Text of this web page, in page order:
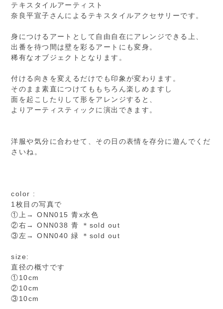
テキスタイルアーティスト
奈良平宣子さんによるテキスタイルアクセサリーです。
身につけるアートとして自由自在にアレンジできる上、
出番を待つ間は壁を彩るアートにも変身。
稀有なオブジェクトとなります。
付ける向きを変えるだけでも印象が変わります。
そのまま素直につけてももちろん楽しめますし
面を起こしたりして形をアレンジすると、
よりアーティスティックに演出できます。
洋服や気分に合わせて、その日の表情を存分に遊んでくだ
さいね。
color :
1枚目の写真で
①上→ ONN015 青x水色
②右→ ONN038 青 ＊sold out
③左→ ONN040 緑 ＊sold out
size:
直径の概寸です
①10cm
②10cm
③10cm